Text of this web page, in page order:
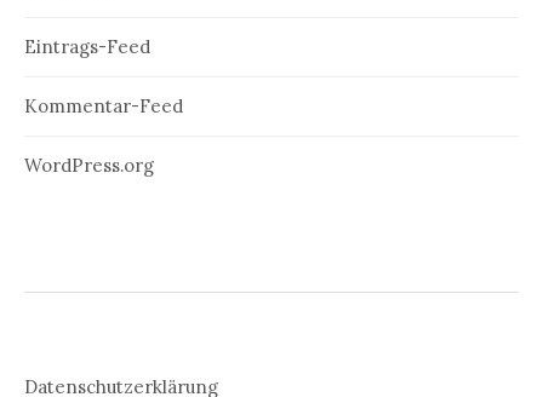
Eintrags-Feed
Kommentar-Feed
WordPress.org
Datenschutzerklärung